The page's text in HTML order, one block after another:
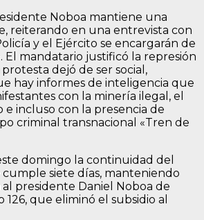
Noboa mantiene una
reiterando en una entrevista con
y el Ejército se encargarán de
El mandatario justificó la represión
dejó de ser social,
hay informes de inteligencia que
con la minería ilegal, el
e incluso con la presencia de
criminal transnacional «Tren de
domingo la continuidad del
siete días, manteniendo
presidente Daniel Noboa de
que eliminó el subsidio al